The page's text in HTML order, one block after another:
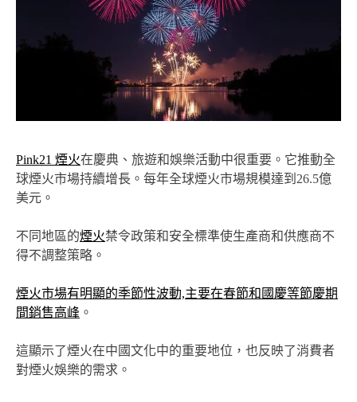
Pink21 煙火在慶典、旅遊和娛樂活動中很重要。它推動全
球煙火市場持續增長。每年全球煙火市場規模達到26.5億
美元。
不同地區的煙火禁令政策和安全標準使生產商和供應商不
得不調整策略。
煙火市場有明顯的季節性波動,主要在春節和國慶等節慶期
間銷售高峰 。
這顯示了煙火在中國文化中的重要地位，也反映了消費者
對煙火娛樂的需求。